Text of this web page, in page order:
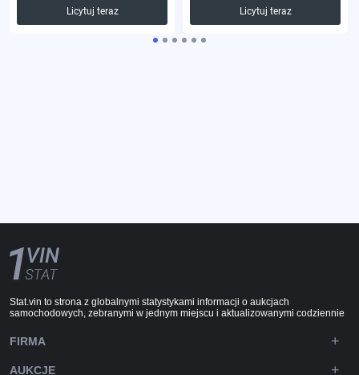
Licytuj teraz
Licytuj teraz
Stat.vin to strona z globalnymi statystykami informacji o aukcjach
samochodowych, zebranymi w jednym miejscu i aktualizowanymi codziennie
FIRMA
AUKCJE